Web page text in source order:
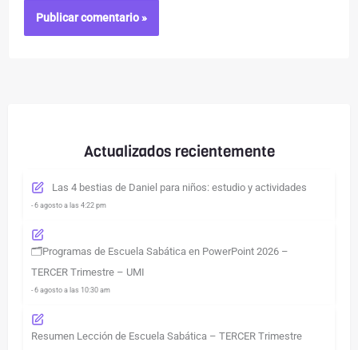
Actualizados recientemente
Las 4 bestias de Daniel para niños: estudio y actividades
- 6 agosto a las 4:22 pm
🗂️Programas de Escuela Sabática en PowerPoint 2026 –
TERCER Trimestre – UMI
- 6 agosto a las 10:30 am
Resumen Lección de Escuela Sabática – TERCER Trimestre